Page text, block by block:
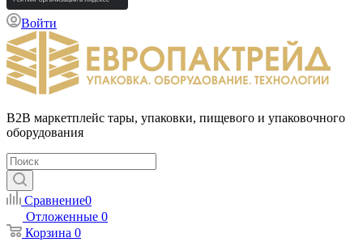
Войти
B2B маркетплейс тары, упаковки, пищевого и упаковочного
оборудования
Сравнение0
Отложенные 0
Корзина 0